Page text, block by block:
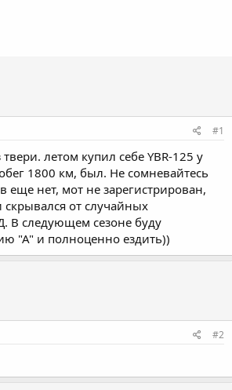
#1
летом купил себе YBR-125 у
1800 км, был. Не сомневайтесь
еще нет, мот не зарегистрирован,
скрывался от случайных
В следующем сезоне буду
"А" и полноценно ездить))
#2